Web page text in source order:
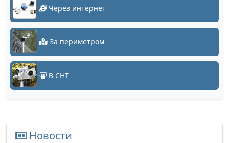
Через интернет
За периметром
В СНТ
Новости